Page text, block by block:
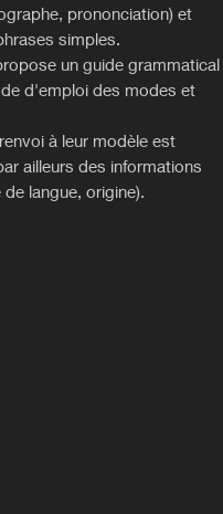
prononciation) et
simples.
un guide grammatical
d'emploi des modes et
à leur modèle est
ailleurs des informations
langue, origine).